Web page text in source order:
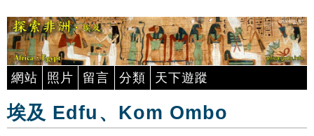
網站 照片 留言 分類 天下遊蹤
埃及 Edfu、Kom Ombo